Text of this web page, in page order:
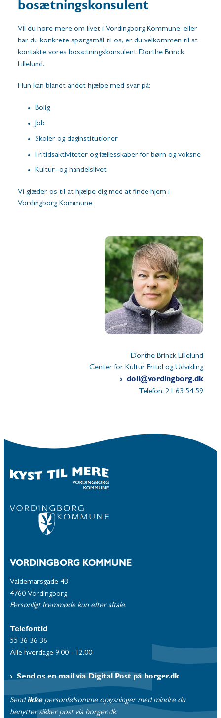
bosætningskonsulent
Vil du høre mere om livet i Vordingborg Kommune, eller
har du konkrete spørgsmål til os, er du velkommen til at
kontakte vores bosætningskonsulent Dorthe Brinck
Lillelund.
Hun kan blandt andet hjælpe med svar på:
Bolig
Job
Skoler og daginstitutioner
Fritidsaktiviteter og fællesskaber for børn og voksne
Kultur- og handelslivet
Vi glæder os til at hjælpe dig med at finde hjem i
Vordingborg Kommune.
Dorthe Brinck Lillelund
Center for Kultur Fritid og Udvikling
doli@vordingborg.dk
Telefon: 21 63 54 59
VORDINGBORG KOMMUNE
Valdemarsgade 43
4760 Vordingborg
Personligt fremmøde kun efter aftale.
Telefontid
55 36 36 36
Alle hverdage 9.00 - 12.00
Send os en mail via Digital Post på borger.dk
Send ikke personfølsomme oplysninger med mindre du
benytter sikker post via borger.dk.